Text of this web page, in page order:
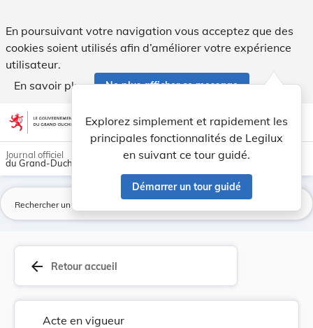
En poursuivant votre navigation vous acceptez que des
cookies soient utilisés afin d’améliorer votre expérience
utilisateur.
En savoir plus
Ne plus afficher ce message
Aller au contenu account_circle help Aide
Explorez simplement et rapidement les
principales fonctionnalités de Legilux
en suivant ce tour guidé.
Démarrer un tour guidé
light_mode dark_mode
Journal officiel
du Grand-Duché de Luxembourg
arrow_back Retour accueil
Acte en vigueur